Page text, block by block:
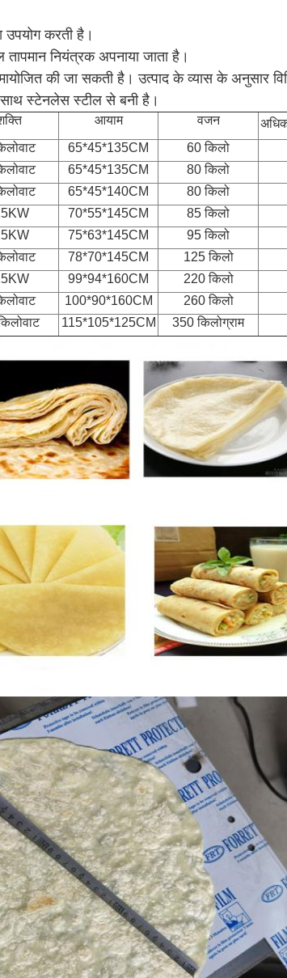
उपयोग करती है।
नियंत्रक अपनाया जाता है।
की जा सकती है। उत्पाद के व्यास के अनुसार
स्टेनलेस स्टील से बनी है।
आयाम वजन
65*45*135CM 60 किलो
65*45*135CM 80 किलो
65*45*140CM 80 किलो
70*55*145CM 85 किलो
75*63*145CM 95 किलो
78*70*145CM 125 किलो
99*94*160CM 220 किलो
100*90*160CM 260 किलो
115*105*125CM 350 किलोग्राम